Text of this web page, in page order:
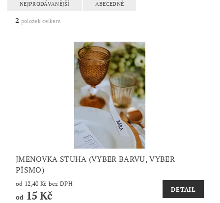
NEJPRODÁVANĚJŠÍ ABECEDNĚ
2 položek celkem
JMENOVKA STUHA (VYBER BARVU, VYBER
PÍSMO)
od 12,40 Kč bez DPH
od15 Kč DETAIL